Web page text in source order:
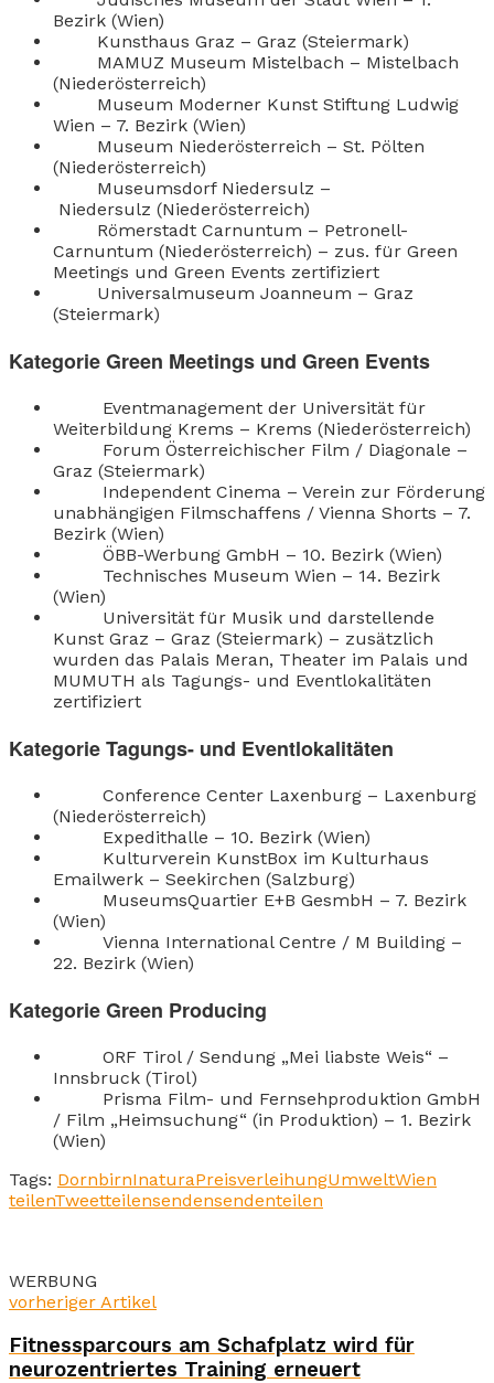
Bezirk (Wien)
Kunsthaus Graz – Graz (Steiermark)
MAMUZ Museum Mistelbach – Mistelbach
(Niederösterreich)
Museum Moderner Kunst Stiftung Ludwig
Wien – 7. Bezirk (Wien)
Museum Niederösterreich – St. Pölten
(Niederösterreich)
Museumsdorf Niedersulz –
Niedersulz (Niederösterreich)
Römerstadt Carnuntum – Petronell-
Carnuntum (Niederösterreich) – zus. für Green
Meetings und Green Events zertifiziert
Universalmuseum Joanneum – Graz
(Steiermark)
Kategorie Green Meetings und Green Events
Eventmanagement der Universität für
Weiterbildung Krems – Krems (Niederösterreich)
Forum Österreichischer Film / Diagonale –
Graz (Steiermark)
Independent Cinema – Verein zur Förderung
unabhängigen Filmschaffens / Vienna Shorts – 7.
Bezirk (Wien)
ÖBB-Werbung GmbH – 10. Bezirk (Wien)
Technisches Museum Wien – 14. Bezirk
(Wien)
Universität für Musik und darstellende
Kunst Graz – Graz (Steiermark) – zusätzlich
wurden das Palais Meran, Theater im Palais und
MUMUTH als Tagungs- und Eventlokalitäten
zertifiziert
Kategorie Tagungs- und Eventlokalitäten
Conference Center Laxenburg – Laxenburg
(Niederösterreich)
Expedithalle – 10. Bezirk (Wien)
Kulturverein KunstBox im Kulturhaus
Emailwerk – Seekirchen (Salzburg)
MuseumsQuartier E+B GesmbH – 7. Bezirk
(Wien)
Vienna International Centre / M Building –
22. Bezirk (Wien)
Kategorie Green Producing
ORF Tirol / Sendung „Mei liabste Weis“ –
Innsbruck (Tirol)
Prisma Film- und Fernsehproduktion GmbH
/ Film „Heimsuchung“ (in Produktion) – 1. Bezirk
(Wien)
Tags: DornbirnInaturaPreisverleihungUmweltWien
teilenTweetteilensendensendenteilen
WERBUNG
vorheriger Artikel
Fitnessparcours am Schafplatz wird für
neurozentriertes Training erneuert